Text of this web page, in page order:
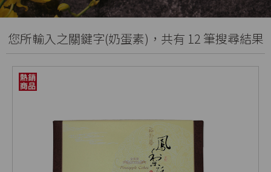
您所輸入之關鍵字(奶蛋素)，共有 12 筆搜尋結果